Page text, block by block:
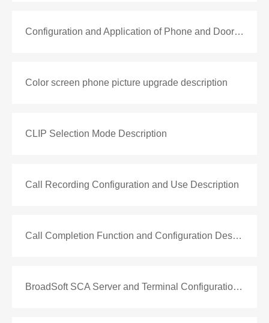
Configuration and Application of Phone and Door Control
Color screen phone picture upgrade description
CLIP Selection Mode Description
Call Recording Configuration and Use Description
Call Completion Function and Configuration Description
BroadSoft SCA Server and Terminal Configuration Description